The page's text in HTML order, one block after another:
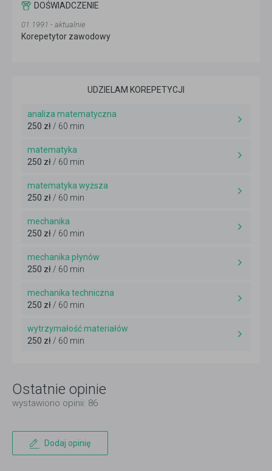
DOŚWIADCZENIE
01.1991 - aktualnie
Korepetytor zawodowy
UDZIELAM KOREPETYCJI
analiza matematyczna
250 zł/ 60 min
matematyka
250 zł/ 60 min
matematyka wyższa
250 zł/ 60 min
mechanika
250 zł/ 60 min
mechanika płynów
250 zł/ 60 min
mechanika techniczna
250 zł/ 60 min
wytrzymałość materiałów
250 zł/ 60 min
Ostatnie opinie
wystawiono opinii: 86
Dodaj opinię